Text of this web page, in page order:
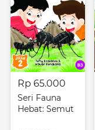
Rp 65.000
Seri Fauna
Hebat: Semut